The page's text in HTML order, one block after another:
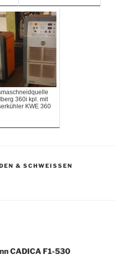
360i kpl. mit
KWE 360
& SCHWEISSEN
CADICA F1-530